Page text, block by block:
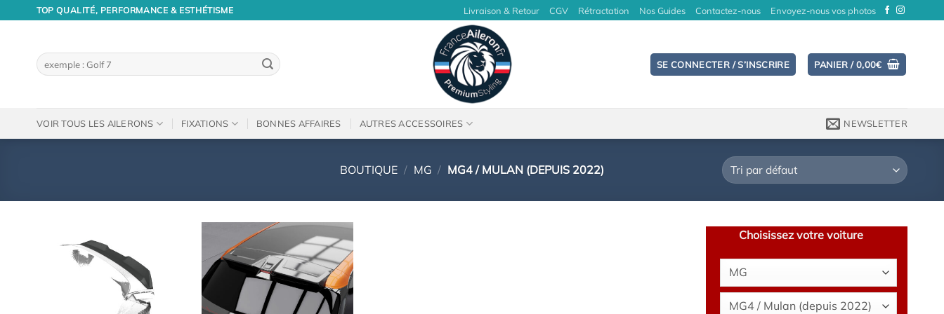
TOP QUALITÉ, PERFORMANCE & ESTHÉTISME Livraison & Retour CGV Rétractation Nos Guides Contactez-nous Envoyez-nous vos photos
Recherche
pour :
SE CONNECTER / S’INSCRIRE PANIER /0,00€
VOIR TOUS LES AILERONS FIXATIONS BONNES AFFAIRES AUTRES ACCESSOIRES NEWSLETTER
BOUTIQUE / MG / MG4 / MULAN (DEPUIS 2022)
Choisissez votre voiture